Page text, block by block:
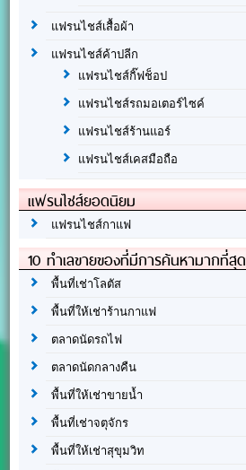
แฟรนไชส์เสื้อผ้า
แฟรนไชส์ค้าปลีก
แฟรนไชส์กิ๊ฟช็อป
แฟรนไชส์รถมอเตอร์ไซค์
แฟรนไชส์ร้านแอร์
แฟรนไชส์เคสมือถือ
แฟรนไชส์ยอดนิยม
แฟรนไชส์กาแฟ
10 ทำเลขายของที่มีการค้นหามากที่สุด
พื้นที่เช่าโลตัส
พื้นที่ให้เช่าร้านกาแฟ
ตลาดนัดรถไฟ
ตลาดนัดกลางคืน
พื้นที่ให้เช่าขายน้ำ
พื้นที่เช่าจตุจักร
พื้นที่ให้เช่าสุขุมวิท